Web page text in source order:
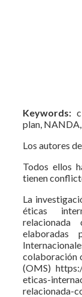
Keywords:
plan,
Los autores
Todos ellos
tienen
La
éticas
elaboradas
colaboración
(OMS)
eticas-
relacionada-